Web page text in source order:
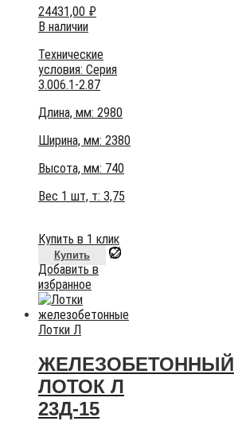
24431,00 ₽
В наличии
Технические
условия: Серия
3.006.1-2.87
Длина, мм: 2980
Ширина, мм: 2380
Высота, мм: 740
Вес 1 шт, т: 3,75
Купить в 1 клик
Купить
Добавить в
избранное
Лотки Л
ЖЕЛЕЗОБЕТОННЫЙ
ЛОТОК Л
23Д-15